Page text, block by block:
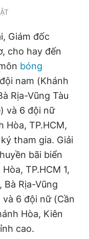
Giám đốc
cho hay đến
bóng
nam (Khánh
Rịa-Vũng Tàu
và 6 đội nữ
Hòa, TP.HCM,
tham gia. Giải
bãi biển
TP.HCM 1,
Bà Rịa-Vũng
và 6 đội nữ (Cần
Hòa, Kiên
cao.